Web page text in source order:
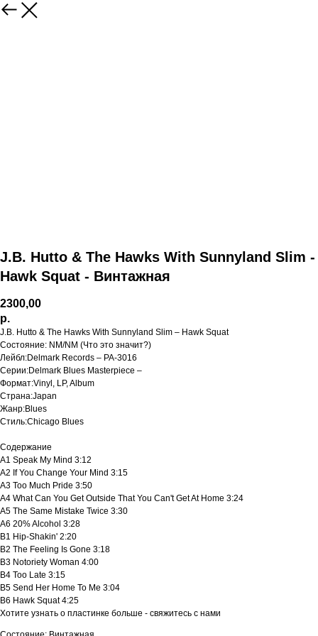
J.B. Hutto & The Hawks With Sunnyland Slim -
Hawk Squat - Винтажная
2300,00
р.
J.B. Hutto & The Hawks With Sunnyland Slim ‎– Hawk Squat
Состояние: NM/NM (Что это значит?)
Лейбл:Delmark Records ‎– PA-3016
Серии:Delmark Blues Masterpiece –
Формат:Vinyl, LP, Album
Страна:Japan
Жанр:Blues
Стиль:Chicago Blues
Содержание
A1 Speak My Mind 3:12
A2 If You Change Your Mind 3:15
A3 Too Much Pride 3:50
A4 What Can You Get Outside That You Can't Get At Home 3:24
A5 The Same Mistake Twice 3:30
A6 20% Alcohol 3:28
B1 Hip-Shakin' 2:20
B2 The Feeling Is Gone 3:18
B3 Notoriety Woman 4:00
B4 Too Late 3:15
B5 Send Her Home To Me 3:04
B6 Hawk Squat 4:25
Хотите узнать о пластинке больше - свяжитесь с нами